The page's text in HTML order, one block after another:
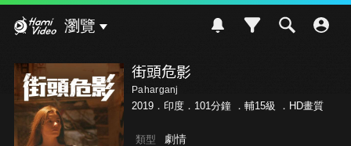
瀏覽
街頭危影
Paharganj
2019．印度．101分鐘 ． 輔15級 ．HD畫質
類型 劇情